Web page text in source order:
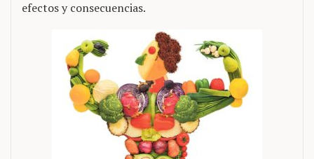
efectos y consecuencias.